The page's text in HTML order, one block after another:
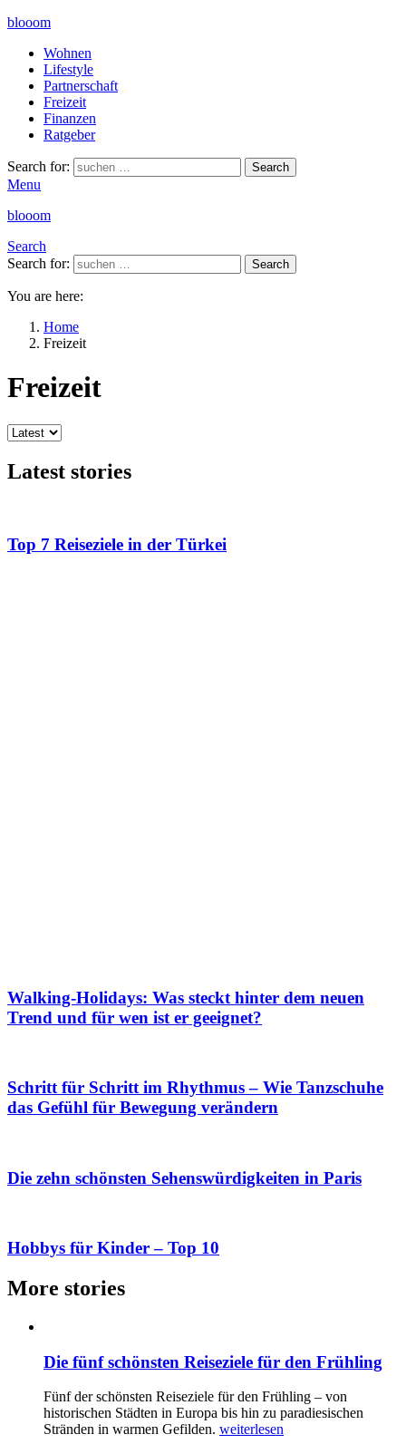
blooom
Wohnen
Lifestyle
Partnerschaft
Freizeit
Finanzen
Ratgeber
Search for: Search
Menu
blooom
Search
Search for:
Search
You are here:
Home
Freizeit
Freizeit
Latest stories
Top 7 Reiseziele in der Türkei
Walking-Holidays: Was steckt hinter dem neuen
Trend und für wen ist er geeignet?
Schritt für Schritt im Rhythmus – Wie Tanzschuhe
das Gefühl für Bewegung verändern
Die zehn schönsten Sehenswürdigkeiten in Paris
Hobbys für Kinder – Top 10
More stories
Die fünf schönsten Reiseziele für den Frühling
Fünf der schönsten Reiseziele für den Frühling – von
historischen Städten in Europa bis hin zu paradiesischen
Stränden in warmen Gefilden. weiterlesen